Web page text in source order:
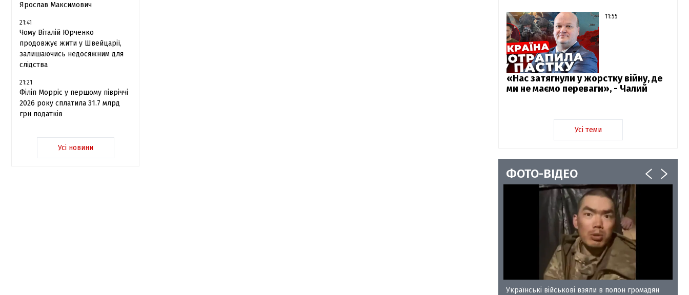
Ярослав Максимович
21:41
Чому Віталій Юрченко
продовжує жити у Швейцарії,
залишаючись недосяжним для
слідства
21:21
Філіп Морріс у першому півріччі
2026 року сплатила 31.7 млрд
грн податків
Усі новини
11:55
«Нас затягнули у жорстку війну, де
ми не маємо переваги», - Чалий
Усі теми
ФОТО-ВІДЕО
Українські військові взяли в полон громадян